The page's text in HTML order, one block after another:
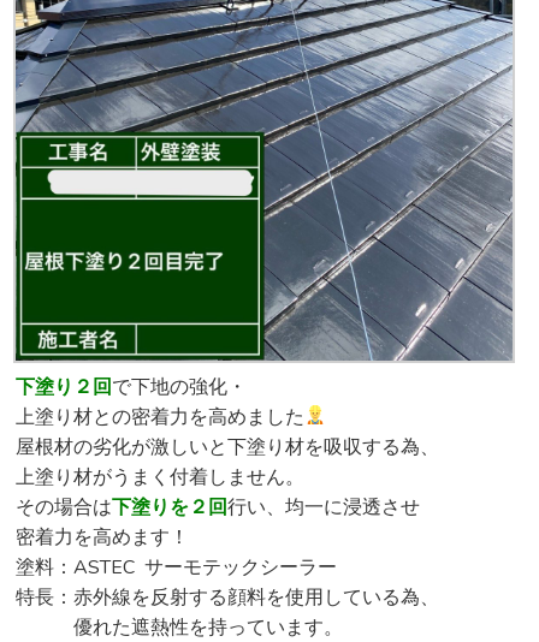
下塗り２回で下地の強化・
上塗り材との密着力を高めました
屋根材の劣化が激しいと下塗り材を吸収する為、
上塗り材がうまく付着しません。
その場合は下塗りを２回行い、均一に浸透させ
密着力を高めます！
塗料：ASTEC サーモテックシーラー
特長：赤外線を反射する顔料を使用している為、
優れた遮熱性を持っています。